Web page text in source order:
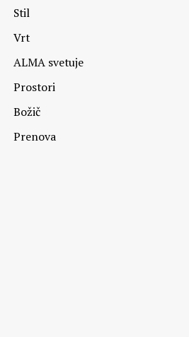
Stil
Vrt
ALMA svetuje
Prostori
Božič
Prenova